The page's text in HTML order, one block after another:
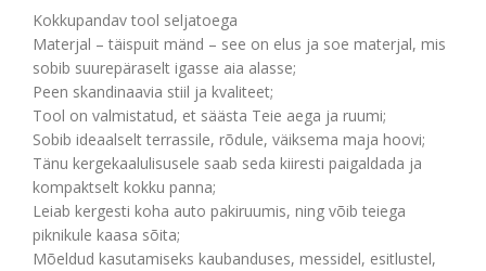
Kokkupandav tool seljatoega
Materjal – täispuit mänd – see on elus ja soe materjal, mis
sobib suurepäraselt igasse aia alasse;
Peen skandinaavia stiil ja kvaliteet;
Tool on valmistatud, et säästa Teie aega ja ruumi;
Sobib ideaalselt terrassile, rõdule, väiksema maja hoovi;
Tänu kergekaalulisusele saab seda kiiresti paigaldada ja
kompaktselt kokku panna;
Leiab kergesti koha auto pakiruumis, ning võib teiega
piknikule kaasa sõita;
Mõeldud kasutamiseks kaubanduses, messidel, esitlustel,